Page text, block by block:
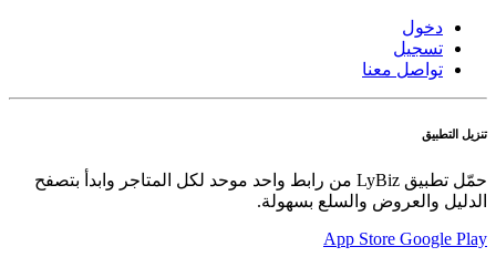
دخول
تسجيل
تواصل معنا
تنزيل التطبيق
حمّل تطبيق LyBiz من رابط واحد موحد لكل المتاجر وابدأ بتصفح
الدليل والعروض والسلع بسهولة.
App Store Google Play